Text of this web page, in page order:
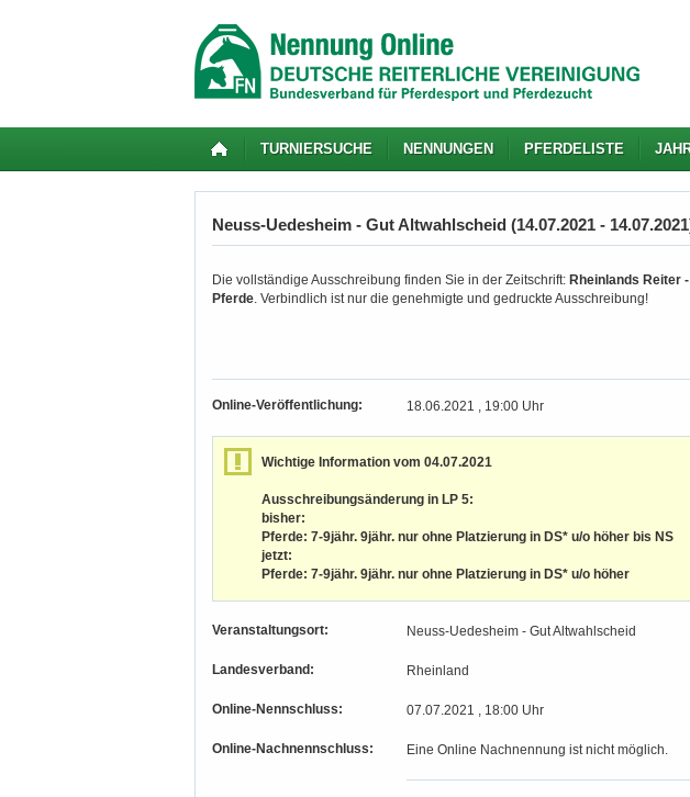
TURNIERSUCHE NENNUNGEN PFERDELISTE
Neuss-Uedesheim - Gut Altwahlscheid (14.07.2021 -
Die vollständige Ausschreibung finden Sie in der Zeitschrift: Rheinlands Reiter -
Pferde. Verbindlich ist nur die genehmigte und gedruckte Ausschreibung!
Online-Veröffentlichung: 18.06.2021 , 19:00 Uhr
Wichtige Information vom 04.07.2021
Ausschreibungsänderung in LP 5:
bisher:
Pferde: 7-9jähr. 9jähr. nur ohne Platzierung in DS* u/o höher bis NS
jetzt:
Pferde: 7-9jähr. 9jähr. nur ohne Platzierung in DS* u/o höher
Veranstaltungsort: Neuss-Uedesheim - Gut Altwahlscheid
Landesverband: Rheinland
Online-Nennschluss: 07.07.2021 , 18:00 Uhr
Online-Nachnennschluss: Eine Online Nachnennung ist nicht möglich.